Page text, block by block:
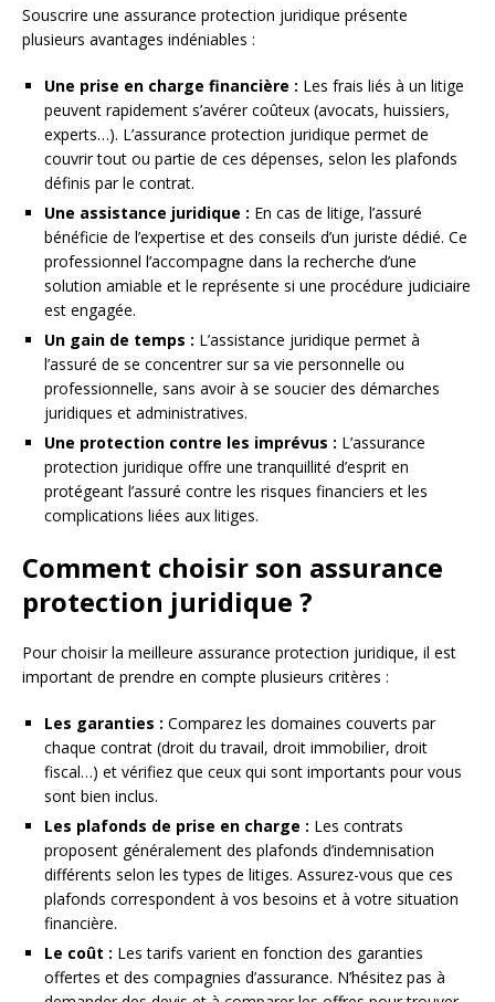
Souscrire une assurance protection juridique présente
plusieurs avantages indéniables :
Une prise en charge financière : Les frais liés à un litige
peuvent rapidement s’avérer coûteux (avocats, huissiers,
experts…). L’assurance protection juridique permet de
couvrir tout ou partie de ces dépenses, selon les plafonds
définis par le contrat.
Une assistance juridique : En cas de litige, l’assuré
bénéficie de l’expertise et des conseils d’un juriste dédié. Ce
professionnel l’accompagne dans la recherche d’une
solution amiable et le représente si une procédure judiciaire
est engagée.
Un gain de temps : L’assistance juridique permet à
l’assuré de se concentrer sur sa vie personnelle ou
professionnelle, sans avoir à se soucier des démarches
juridiques et administratives.
Une protection contre les imprévus : L’assurance
protection juridique offre une tranquillité d’esprit en
protégeant l’assuré contre les risques financiers et les
complications liées aux litiges.
Comment choisir son assurance
protection juridique ?
Pour choisir la meilleure assurance protection juridique, il est
important de prendre en compte plusieurs critères :
Les garanties : Comparez les domaines couverts par
chaque contrat (droit du travail, droit immobilier, droit
fiscal…) et vérifiez que ceux qui sont importants pour vous
sont bien inclus.
Les plafonds de prise en charge : Les contrats
proposent généralement des plafonds d’indemnisation
différents selon les types de litiges. Assurez-vous que ces
plafonds correspondent à vos besoins et à votre situation
financière.
Le coût : Les tarifs varient en fonction des garanties
offertes et des compagnies d’assurance. N’hésitez pas à